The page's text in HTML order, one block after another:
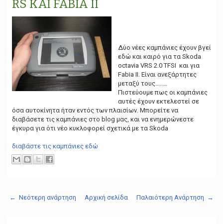
RS KAI FABIA II
Δύο νέες καμπάνιες έχουν βγεί
εδώ και καιρό για τα Skoda
octavia VRS 2.0 TFSI και για
Fabia II. Είναι ανεξάρτητες
μεταξύ τους........
Πιστεύουμε πως οι καμπάνιες
αυτές έχουν εκτελεστεί σε
όσα αυτοκίνητα ήταν εντός των πλαισίων. Μπορείτε να
διαβάσετε τις καμπάνιες στο blog μας, και να ενημερώνεστε
έγκυρα για ότι νέο κυκλοφορεί σχετικά με τα Skoda
διαβάστε τις καμπάνιες εδώ
← Νεότερη ανάρτηση Παλαιότερη Ανάρτηση →
Αρχική σελίδα